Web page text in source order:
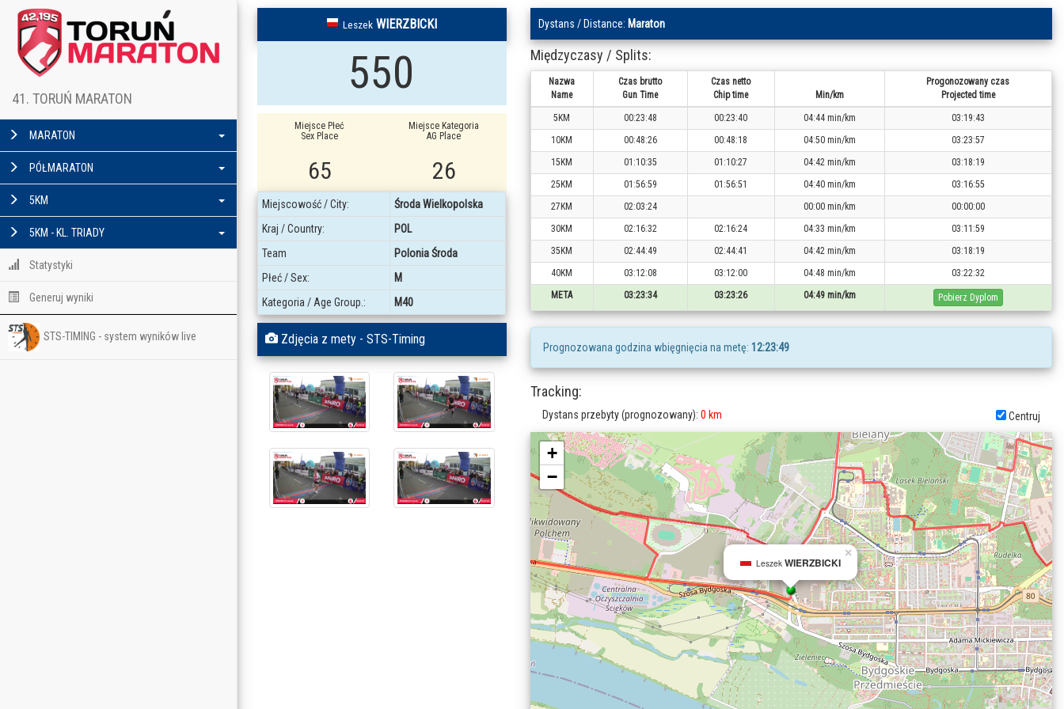
41. TORUŃ MARATON
MARATON
PÓŁMARATON
5KM
5KM - KL. TRIADY
Statystyki
Generuj wyniki
STS-TIMING - system wyników live
Leszek WIERZBICKI
550
Miejsce Płeć
Sex Place
65
Miejsce Kategoria
AG Place
26
Miejscowość / City:
Środa Wielkopolska
Kraj / Country:
POL
Team
Polonia Środa
Płeć / Sex:
M
Kategoria / Age Group.:
M40
Zdjęcia z mety - STS-Timing
Dystans / Distance: Maraton
Międzyczasy / Splits:
Nazwa
Name
Czas brutto
Gun Time
Czas netto
Chip time
Min/km
Progonozowany czas
Projected time
5KM 00:23:48 00:23:40 04:44 min/km
03:19:43
10KM
00:48:26 00:48:18 04:50 min/km
03:23:57
15KM
01:10:35 01:10:27 04:42 min/km
03:18:19
25KM
01:56:59 01:56:51 04:40 min/km
03:16:55
27KM
02:03:24 00:00 min/km
00:00:00
30KM
02:16:32 02:16:24 04:33 min/km
03:11:59
35KM
02:44:49 02:44:41 04:42 min/km
03:18:19
40KM
03:12:08 03:12:00 04:48 min/km
03:22:32
META
03:23:34 03:23:26 04:49 min/km Pobierz Dyplom
Prognozowana godzina wbięgnięcia na metę: 12:23:49
Tracking:
Dystans przebyty (prognozowany): 0 km Centruj
Leszek WIERZBICKI
×
+
−